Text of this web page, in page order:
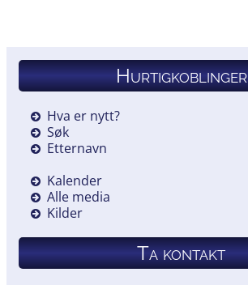
Hurtigkoblinger
Hva er nytt?
Søk
Etternavn
Kalender
Alle media
Kilder
Ta kontakt